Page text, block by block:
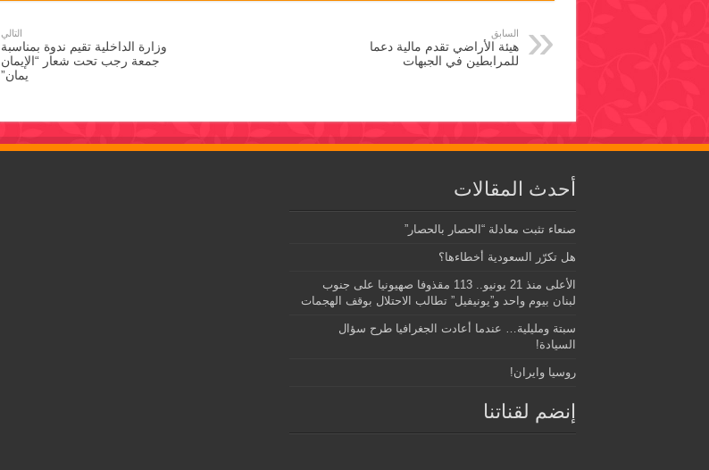
السابق
هيئة الأراضي تقدم مالية دعما
للمرابطين في الجبهات
التالي
وزارة الداخلية تقيم ندوة بمناسبة
جمعة رجب تحت شعار “الإيمان
يمان”
أحدث المقالات
صنعاء تثبت معادلة “الحصار بالحصار”
هل تكرّر السعودية أخطاءها؟
الأعلى منذ 21 يونيو.. 113 مقذوفا صهيونيا على جنوب
لبنان بيوم واحد و”يونيفيل” تطالب الاحتلال بوقف الهجمات
سبتة ومليلية… عندما أعادت الجغرافيا طرح سؤال
السيادة!
روسيا وايران!
إنضم لقناتنا